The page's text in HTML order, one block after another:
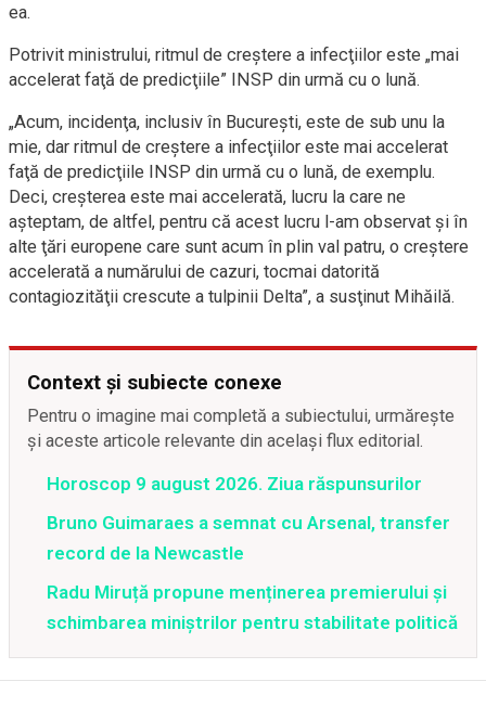
ea.
Potrivit ministrului, ritmul de creştere a infecţiilor este „mai
accelerat faţă de predicţiile” INSP din urmă cu o lună.
„Acum, incidenţa, inclusiv în Bucureşti, este de sub unu la
mie, dar ritmul de creştere a infecţiilor este mai accelerat
faţă de predicţiile INSP din urmă cu o lună, de exemplu.
Deci, creşterea este mai accelerată, lucru la care ne
aşteptam, de altfel, pentru că acest lucru l-am observat şi în
alte ţări europene care sunt acum în plin val patru, o creştere
accelerată a numărului de cazuri, tocmai datorită
contagiozităţii crescute a tulpinii Delta”, a susţinut Mihăilă.
Context și subiecte conexe
Pentru o imagine mai completă a subiectului, urmărește
și aceste articole relevante din același flux editorial.
Horoscop 9 august 2026. Ziua răspunsurilor
Bruno Guimaraes a semnat cu Arsenal, transfer
record de la Newcastle
Radu Miruță propune menținerea premierului și
schimbarea miniștrilor pentru stabilitate politică